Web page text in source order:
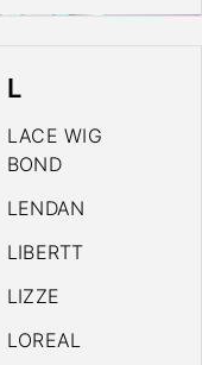
L
LACE WIG
BOND
LENDAN
LIBERTT
LIZZE
LOREAL